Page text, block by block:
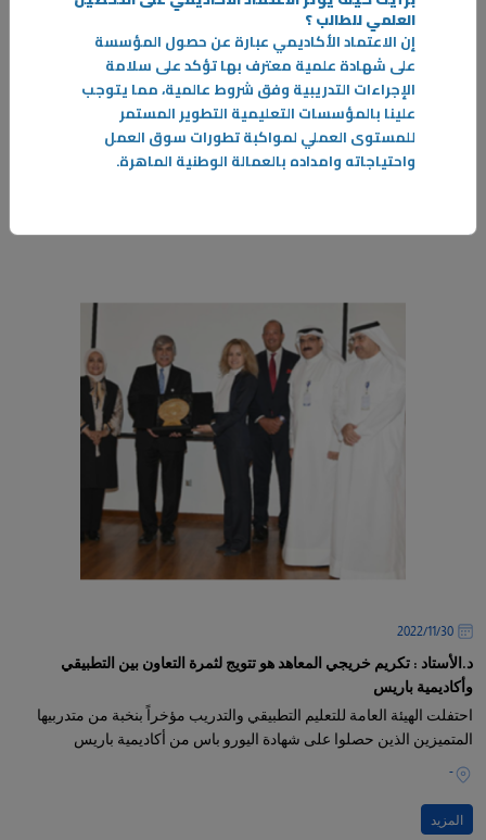
خريجو القسم يتمتعون بمهارات فنيه تتماشى مع احتياجات سوق العمل.
أفاد رئيس قسم الأعمال الميكانيكية في معهد التدريب الإنشائي م.سالم
العجمي بأن الهدف الأساسي من إنشاء هذا القسم هو تلبية احتياجات سوق
30‏/11‏/2022
د.الأستاد : تكريم خريجي المعاهد هو تتويج لثمرة التعاون بين التطبيقي
وأكاديمية باريس
احتفلت الهيئة العامة للتعليم التطبيقي والتدريب مؤخراً بنخبة من متدربيها
المتميزين الذين حصلوا على شهادة اليورو باس من أكاديمية باريس
-
المزيد
العلمي للطالب ؟
إن الاعتماد الأكاديمي عبارة عن حصول المؤسسة
على شهادة علمية معترف بها تؤكد على سلامة
الإجراءات التدريبية وفق شروط عالمية، مما يتوجب
علينا بالمؤسسات التعليمية التطوير المستمر
للمستوى العملي لمواكبة تطورات سوق العمل
واحتياجاته وامداده بالعمالة الوطنية الماهرة.